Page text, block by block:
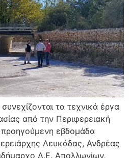
τα τεχνικά έργα
από την Περιφερειακή
εβδομάδα
Λευκάδας, Ανδρέας
Δ.Ε. Απολλωνίων,